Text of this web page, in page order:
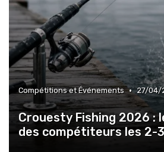
Compétitions et Événements • 27/04/
Crouesty Fishing 2026 :
des compétiteurs les 2-